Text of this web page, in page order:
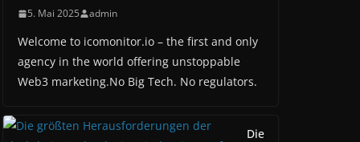
5. Mai 2025 admin
Welcome to icomonitor.io – the first and only
agency in the world offering unstoppable
Web3 marketing.No Big Tech. No regulators.
Die